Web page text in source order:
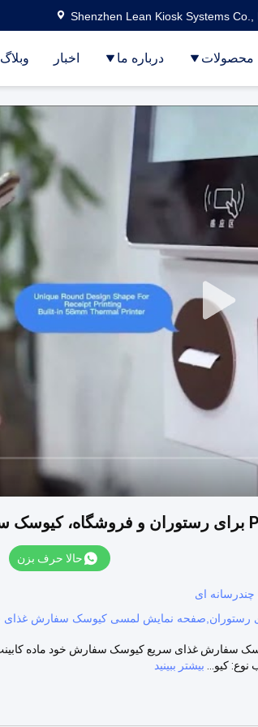
Shenzhen Lean Kiosk Systems Co.,
محصولات درباره ما اخبار وبلاگ
حالا حرف بزن
ای
کیو...
بیشتر ببینید